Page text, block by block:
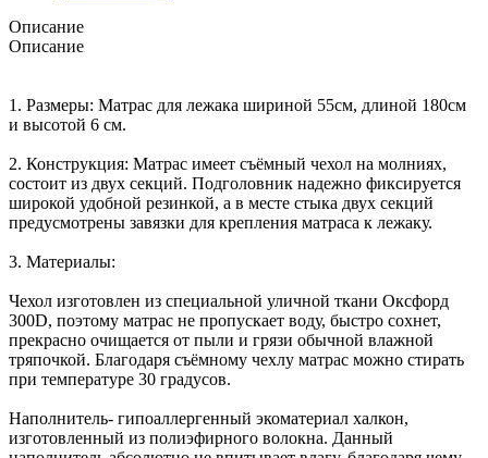
Описание
Описание
1. Размеры: Матрас для лежака шириной 55см, длиной 180см
и высотой 6 см.
2. Конструкция: Матрас имеет съёмный чехол на молниях,
состоит из двух секций. Подголовник надежно фиксируется
широкой удобной резинкой, а в месте стыка двух секций
предусмотрены завязки для крепления матраса к лежаку.
3. Материалы:
Чехол изготовлен из специальной уличной ткани Оксфорд
300D, поэтому матрас не пропускает воду, быстро сохнет,
прекрасно очищается от пыли и грязи обычной влажной
тряпочкой. Благодаря съёмному чехлу матрас можно стирать
при температуре 30 градусов.
Наполнитель- гипоаллергенный экоматериал халкон,
изготовленный из полиэфирного волокна. Данный